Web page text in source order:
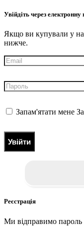
Увійдіть через
Якщо ви купували у нас
нижче.
Запам'ятати мене
Увійти
Реєстрація
Ми відправимо